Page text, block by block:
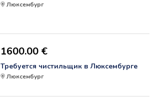
Люксембург
1600.00 €
Требуется чистильщик в Люксембурге
Люксембург